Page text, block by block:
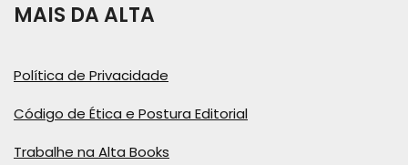
MAIS DA ALTA
Política de Privacidade
Código de Ética e Postura Editorial
Trabalhe na Alta Books